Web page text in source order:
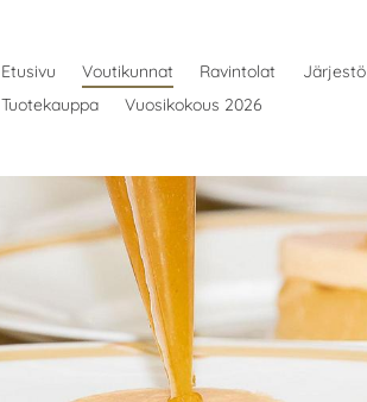
Etusivu Voutikunnat Ravintolat Järjestö
Tuotekauppa
Vuosikokous 2026